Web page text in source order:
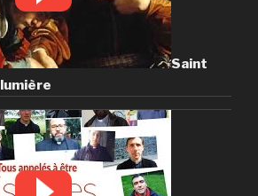
Saint